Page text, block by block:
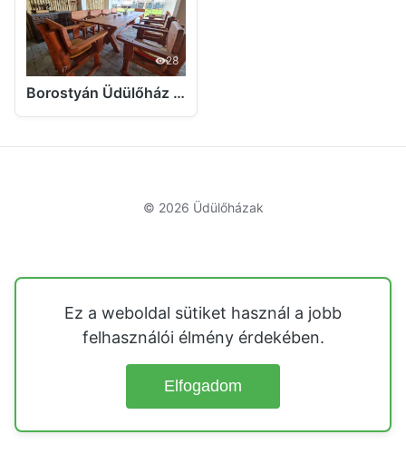
28
Borostyán Üdülőház Bakonyság
© 2026 Üdülőházak
Ez a weboldal sütiket használ a jobb
felhasználói élmény érdekében.
Elfogadom